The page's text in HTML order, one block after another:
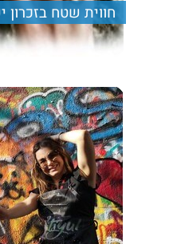
חווית שטח
מטיול המשלב מסלול
Price per person
Trip length יום מלא